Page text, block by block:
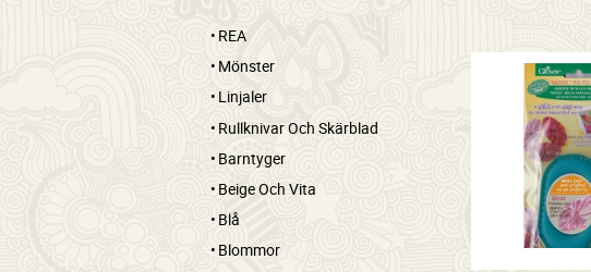
REA
Mönster
Linjaler
Rullknivar Och Skärblad
Barntyger
Beige Och Vita
Blå
Blommor